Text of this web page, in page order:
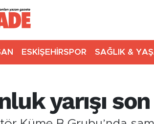
ESKİŞEHİRSPOR SAĞLIK &
yarışı